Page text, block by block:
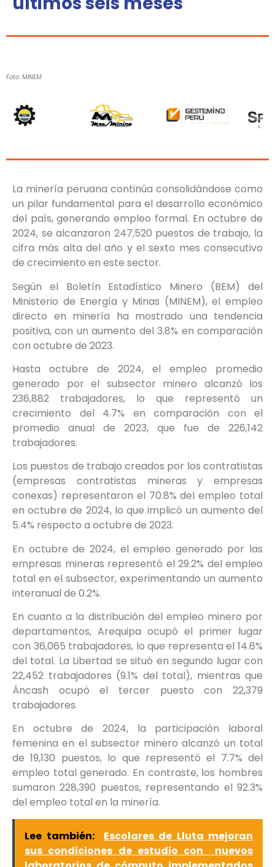
Foto: MINEM
La minería peruana continúa consolidándose como
un pilar fundamental para el desarrollo económico
del país, generando empleo formal. En octubre de
2024, se alcanzaron 247,520 puestos de trabajo, la
cifra más alta del año y el sexto mes consecutivo
de crecimiento en este sector.
Según el Boletín Estadístico Minero (BEM) del
Ministerio de Energía y Minas (MINEM), el empleo
directo en minería ha mostrado una tendencia
positiva, con un aumento del 3.8% en comparación
con octubre de 2023.
Hasta octubre de 2024, el empleo promedio
generado por el subsector minero alcanzó los
236,882 trabajadores, lo que representó un
crecimiento del 4.7% en comparación con el
promedio anual de 2023, que fue de 226,142
trabajadores.
Los puestos de trabajo creados por los contratistas
(empresas contratistas mineras y empresas
conexas) representaron el 70.8% del empleo total
en octubre de 2024, lo que implicó un aumento del
5.4% respecto a octubre de 2023.
En octubre de 2024, el empleo generado por las
empresas mineras representó el 29.2% del empleo
total en el subsector, experimentando un aumento
interanual de 0.2%.
En cuanto a la distribución del empleo minero por
departamentos, Arequipa ocupó el primer lugar
con 36,065 trabajadores, lo que representa el 14.6%
del total. La Libertad se situó en segundo lugar con
22,452 trabajadores (9.1% del total), mientras que
Áncash ocupó el tercer puesto con 22,379
trabajadores.
En octubre de 2024, la participación laboral
femenina en el subsector minero alcanzó un total
de 19,130 puestos, lo que representó el 7.7% del
empleo total generado. En contraste, los hombres
sumaron 228,390 puestos, representando el 92.3%
del empleo total en la minería.
Lee también:
Escolares de Lluta mejoran
sus condiciones de estudio con nuevos